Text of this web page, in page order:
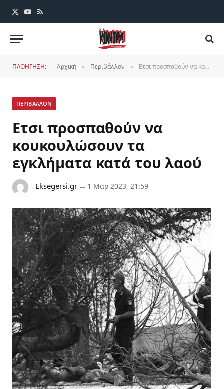
X
YouTube
RSS
ΠΛΟΗΓΗΣΗ: Αρχική » Περιβάλλον » Eτσι προσπαθούν να κουκουλώσουν τα εγκλήματα κατά του λαού
ΠΕΡΙΒΑΛΛΟΝ
Eτσι προσπαθούν να
κουκουλώσουν τα
εγκλήματα κατά του λαού
Eksegersi.gr 1 Μαρ 2023, 21:59